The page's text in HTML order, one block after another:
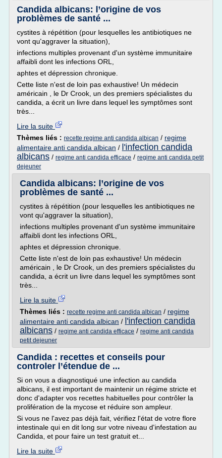
Candida albicans: l’origine de vos
problèmes de santé ...
cystites à répétition (pour lesquelles les antibiotiques ne
vont qu'aggraver la situation),
infections multiples provenant d'un système immunitaire
affaibli dont les infections ORL,
aphtes et dépression chronique.
Cette liste n'est de loin pas exhaustive! Un médecin
américain , le Dr Crook, un des premiers spécialistes du
candida, a écrit un livre dans lequel les symptômes sont
très...
Lire la suite
Thèmes liés : recette regime anti candida albican / regime
alimentaire anti candida albican / l'infection candida
albicans / regime anti candida efficace / regime anti candida petit
dejeuner
Candida albicans: l’origine de vos
problèmes de santé ...
cystites à répétition (pour lesquelles les antibiotiques ne
vont qu'aggraver la situation),
infections multiples provenant d'un système immunitaire
affaibli dont les infections ORL,
aphtes et dépression chronique.
Cette liste n'est de loin pas exhaustive! Un médecin
américain , le Dr Crook, un des premiers spécialistes du
candida, a écrit un livre dans lequel les symptômes sont
très...
Lire la suite
Thèmes liés : recette regime anti candida albican / regime
alimentaire anti candida albican / l'infection candida
albicans / regime anti candida efficace / regime anti candida
petit dejeuner
Candida : recettes et conseils pour
controler l’étendue de ...
Si on vous a diagnostiqué une infection au candida
albicans, il est important de maintenir un régime stricte et
donc d'adapter vos recettes habituelles pour contrôler la
prolifération de la mycose et réduire son ampleur.
Si vous ne l'avez pas déjà fait, vérifiez l'état de votre flore
intestinale qui en dit long sur votre niveau d'infestation au
Candida, et pour faire un test gratuit et...
Lire la suite